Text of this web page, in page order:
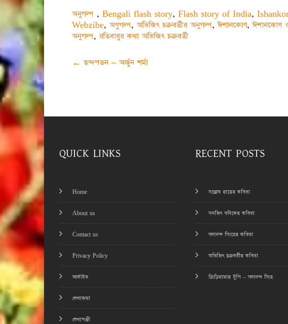
অনুগল্প , Bengali flash story, Flash story of India,
Webzibe,অণুগল্প,অভিজিৎ চক্রবর্তীর অনুগল্প,ঈশানকোণ,ঈশানকোণ
অনুগল্প,রতিবাবুর কথা অভিজিৎ চক্রবর্তী
Post
navigation
← ছন্দপতন – অর্জুন শর্মা
QUICK LINKS
Home
About us
Contact us
Privacy Policy
আর্কাইভ
লেখাজমা
লেখাপঞ্জী
RECENT POSTS
সন্তোষ রায়ের কবিতা
সনজিৎ বণিকের কবিতা
সদানন্দ সিংহের কবিতা
অভিজিৎ চক্রবর্তীর কবিতা
চিংড়িমামার টুপি – সদানন্দ সিংহ